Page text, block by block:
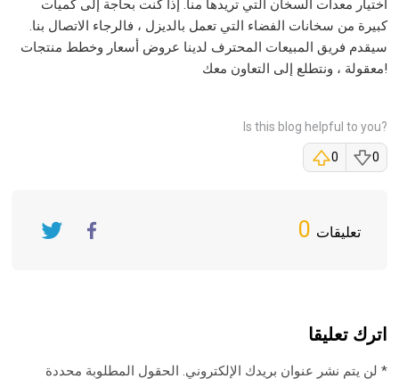
اختيار معدات السخان التي تريدها منا. إذا كنت بحاجة إلى كميات
كبيرة من سخانات الفضاء التي تعمل بالديزل ، فالرجاء الاتصال بنا.
سيقدم فريق المبيعات المحترف لدينا عروض أسعار وخطط منتجات
معقولة ، ونتطلع إلى التعاون معك!
Is this blog helpful to you?
0 0
0 تعليقات
اترك تعليقا
لن يتم نشر عنوان بريدك الإلكتروني. الحقول المطلوبة محددة *